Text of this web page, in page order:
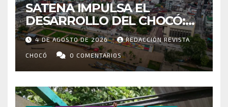
SATENA IMPULSA EL
DESARROLLO DEL CHOCÓ:
MÁS DE 35 MIL PASAJEROS
MOVILIZADOS Y NUEVAS
RUTAS FORTALECEN LA
CONECTIVIDAD
4 DE AGOSTO DE 2026 REDACCIÓN REVISTA
CHOCÓ 0 COMENTARIOS